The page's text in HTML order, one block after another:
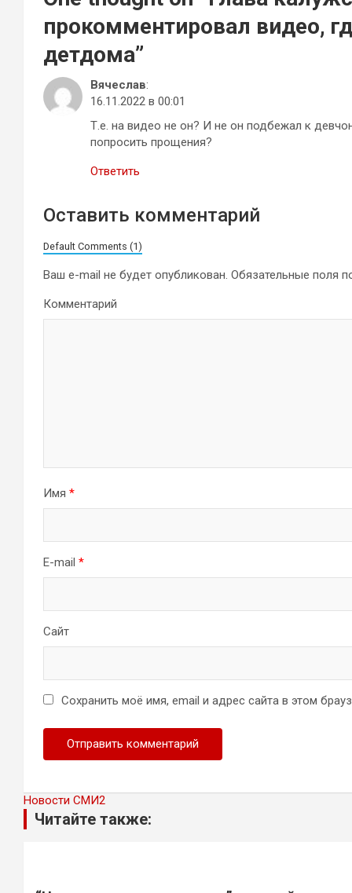
прокомментировал видео,
детдома”
Вячеслав:
16.11.2022 в 00:01
Т.е. на видео не он? И не он подбежал к
попросить прощения?
Ответить
Оставить комментарий
Default Comments (1)
Ваш e-mail не будет опубликован. Обязательные поля
Комментарий
Имя *
E-mail *
Сайт
Сохранить моё имя, email и адрес сайта в этом
Новости СМИ2
Читайте также: